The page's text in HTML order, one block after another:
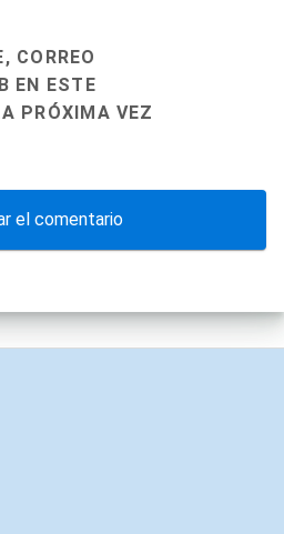
CORREO
EN ESTE
PRÓXIMA VEZ